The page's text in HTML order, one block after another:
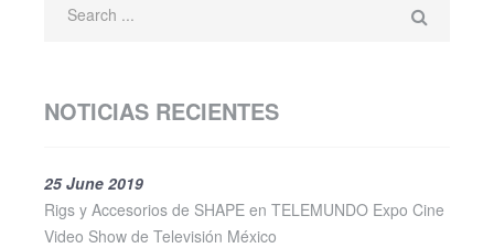
NOTICIAS RECIENTES
25 June 2019
Rigs y Accesorios de SHAPE en TELEMUNDO Expo Cine
Video Show de Televisión México